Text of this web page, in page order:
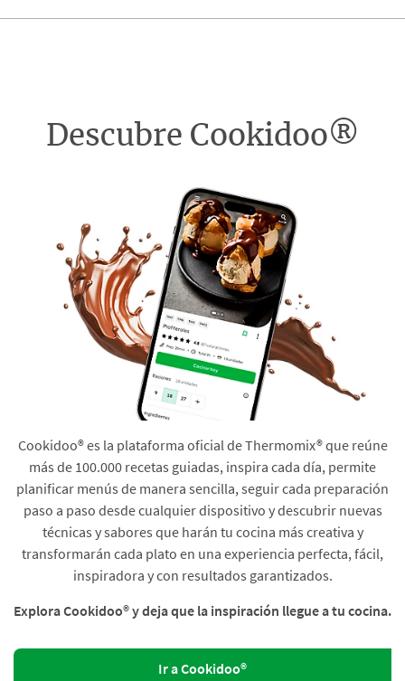
Descubre Cookidoo®
Cookidoo® es la plataforma oficial de Thermomix® que reúne
más de 100.000 recetas guiadas, inspira cada día, permite
planificar menús de manera sencilla, seguir cada preparación
paso a paso desde cualquier dispositivo y descubrir nuevas
técnicas y sabores que harán tu cocina más creativa y
transformarán cada plato en una experiencia perfecta, fácil,
inspiradora y con resultados garantizados.
Explora Cookidoo® y deja que la inspiración llegue a tu cocina.
Ir a Cookidoo®